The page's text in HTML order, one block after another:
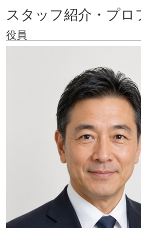
スタッフ紹介・プロ
役員